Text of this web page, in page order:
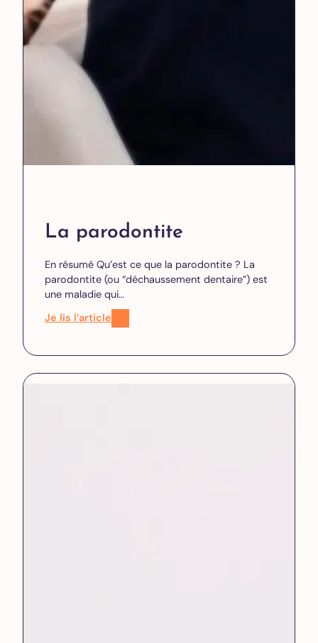
La parodontite
En résumé Qu’est ce que la parodontite ? La
parodontite (ou “déchaussement dentaire”) est
une maladie qui…
Je lis l’article